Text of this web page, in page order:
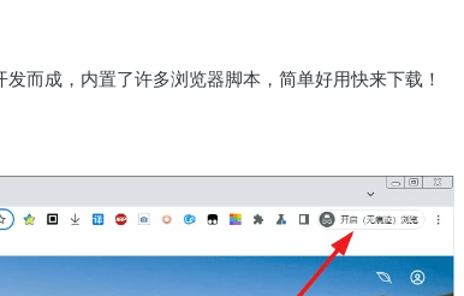
而成，内置了许多浏览器脚本，简单好用快来下载！